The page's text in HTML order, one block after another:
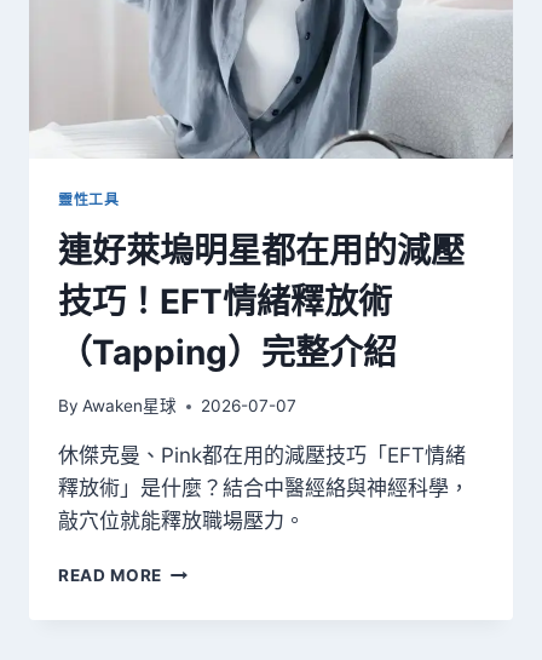
靈性工具
連好萊塢明星都在用的減壓
技巧！EFT情緒釋放術
（Tapping）完整介紹
By Awaken星球 2026-07-07
休傑克曼、Pink都在用的減壓技巧「EFT情緒
釋放術」是什麼？結合中醫經絡與神經科學，
敲穴位就能釋放職場壓力。
READ MORE
萊